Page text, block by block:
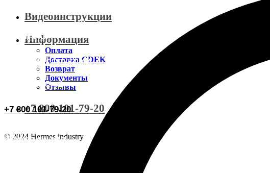
КАТАЛОГ
ВИДЕОИНСТРУКЦИИ
ОСТАВИТЬ ОТЗЫВ
+7 800 101-79-20
ИНФОРМАЦИЯ
Доставка CDEK
Видеоинструкции
Информация
Оплата
Доставка CDEK
Возврат
Документы
Отзывы
+7 800 101-79-20
© 2024 Hermes industry